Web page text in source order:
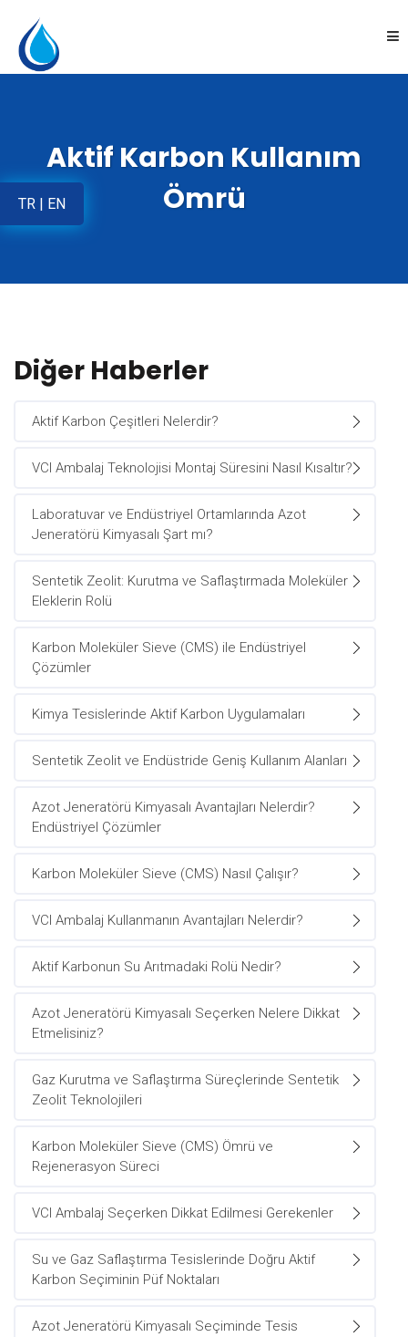
Kurumsal
Ürünler
İletişim
TR | EN
Aktif Karbon Kullanım
Ömrü
Diğer Haberler
Aktif Karbon Çeşitleri Nelerdir?
VCI Ambalaj Teknolojisi Montaj Süresini Nasıl Kısaltır?
Laboratuvar ve Endüstriyel Ortamlarında Azot
Jeneratörü Kimyasalı Şart mı?
Sentetik Zeolit: Kurutma ve Saflaştırmada Moleküler
Eleklerin Rolü
Karbon Moleküler Sieve (CMS) ile Endüstriyel
Çözümler
Kimya Tesislerinde Aktif Karbon Uygulamaları
Sentetik Zeolit ve Endüstride Geniş Kullanım Alanları
Azot Jeneratörü Kimyasalı Avantajları Nelerdir?
Endüstriyel Çözümler
Karbon Moleküler Sieve (CMS) Nasıl Çalışır?
VCI Ambalaj Kullanmanın Avantajları Nelerdir?
Aktif Karbonun Su Arıtmadaki Rolü Nedir?
Azot Jeneratörü Kimyasalı Seçerken Nelere Dikkat
Etmelisiniz?
Gaz Kurutma ve Saflaştırma Süreçlerinde Sentetik
Zeolit Teknolojileri
Karbon Moleküler Sieve (CMS) Ömrü ve
Rejenerasyon Süreci
VCI Ambalaj Seçerken Dikkat Edilmesi Gerekenler
Su ve Gaz Saflaştırma Tesislerinde Doğru Aktif
Karbon Seçiminin Püf Noktaları
Azot Jeneratörü Kimyasalı Seçiminde Tesis